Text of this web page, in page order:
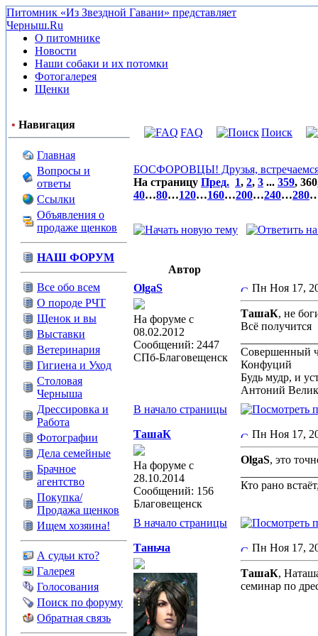
Питомник «Из Звездной Гавани» представляет
Черныш.Ru
О питомнике
Новости
Наши собаки и их потомки
Фотогалерея
Щенки
• Навигация
Главная
Вопросы и
ответы
Ссылки
Объявления о
продаже щенков
НАШ ФОРУМ
Все обо всем
О породе РЧТ
Щенок и вы
Выставки
Ветеринария
Гигиена и Уход
Столовая
Черныша
Дрессировка и
Работа
Фотографии
Дела семейные
Брачное
агентство
Покупка/
Продажа щенков
Ищем хозяина!
А судьи кто?
Галерея
Голосования
Поиск по форуму
Обратная связь
FAQ Поиск
БОСФОРОВЦЫ! Друзья, встречаемся
На страницу Пред. 1, 2, 3 ... 359, 360
40…80…120…160…200…240…280
Автор
OlgaS
На форуме с
08.02.2012
Сообщений: 2447
СПб-Благовещенск
Пн Ноя 17,
ТашаК, не
Всё получится
Совершенный
Конфуций
Будь мудр, и
Антоний
В начало страницы
ТашаК
На форуме с
28.10.2014
Сообщений: 156
Благовещенск
Пн Ноя 17,
OlgaS, это
Кто рано
В начало страницы
Таньча Пн Ноя 17,
ТашаК,
семинар по